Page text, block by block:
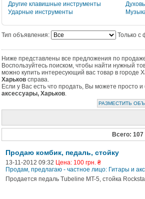
Другие клавишные инструменты
Ударные инструменты
Тип объявления: Только с
Ниже представлены все предложения по
Воспользуйтесь поиском, чтобы найти нужный
можно купить интересующий вас товар в городе
Харьков справа.
Если у Вас есть что продать, Вы можете просто
аксессуары, Харьков.
РАЗМЕСТИТЬ
Всего: 107
Продаю комбик, педаль, стойку
13-11-2012 09:32 Цена: 100 грн. ₴
Продам, предлагаю - частное лицо: Гитары и
Продается педаль Tubeline MT-5, стойка